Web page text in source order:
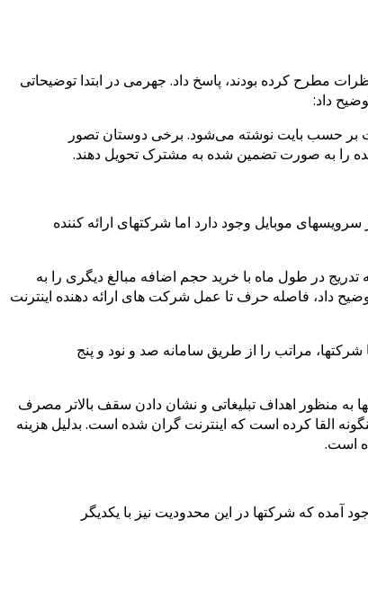
مطرح کرده بودند، پاسخ داد. جهرمی در ابتدا توضیحاتی
داد:
بر حسب بایت نوشته می‌شود. برخی دوستان تصور
را به صورت تضمین شده به مشترک تحویل دهند.
موبایل وجود دارد اما شرکتهای ارائه کننده
در طول ماه با خرید حجم اضافه مبالغ دیگری را به
داد، فاصله حرف تا عمل شرکت های ارائه دهنده اینترنت
مراتب را از طریق سامانه صد و نود و پنج
منظور اهداف تبلیغاتی و نشان دادن سقف بالاتر مصرف
القا کرده است که اینترنت گران شده است. بدلیل هزینه
است.
که شرکتها در این محدودیت نیز با یکدیگر